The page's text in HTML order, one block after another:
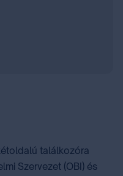
találkozóra
Szervezet (OBI) és